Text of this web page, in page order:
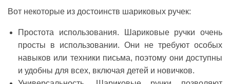
Вот некоторые из достоинств шариковых ручек:
Простота использования.
Шариковые ручки очень
просты в использовании. Они не требуют особых
навыков или техники письма, поэтому они доступны
и удобны для всех, включая детей и новичков.